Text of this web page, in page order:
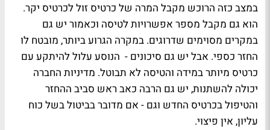
במצב כזה הרוכש מקבל המרה של כרטיס זול לכרטיס יקר.
הוא גם מקבל מספר אפשרויות לטיסה וכאמור יש גם
במקרים מסוימים שדרוגים. במקרה הגרוע ביותר, מובטח לו
החזר כספי. אבל יש גם סיכונים - הנוסע עלול להיתקע עם
כרטיס מיותר במידה והטיסה לא תבוטל. מדיניות החברה
יכולה להשתנות, יש גם הרבה כאב ראש סביב ההחזר
והטיפול בכרטיס החדש וגם - אם מדובר בביטול בשל כוח
עליון, אין פיצוי.